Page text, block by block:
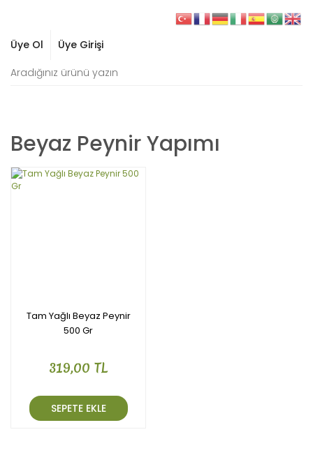
Üye Ol Üye Girişi
Beyaz Peynir Yapımı
Tam Yağlı Beyaz Peynir
500 Gr
319,00 TL
SEPETE EKLE